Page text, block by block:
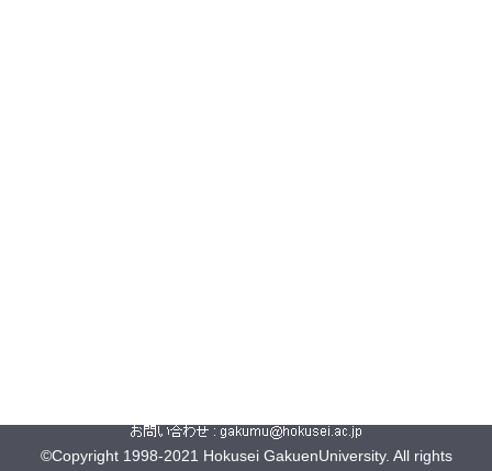
©Copyright 1998-2021 Hokusei GakuenUniversity. All rights